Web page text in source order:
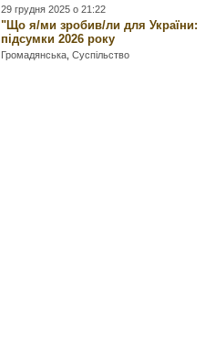
29 грудня 2025 о 21:22
"Що я/ми зробив/ли для України:
підсумки 2026 року
Громадянська ,Суспільство